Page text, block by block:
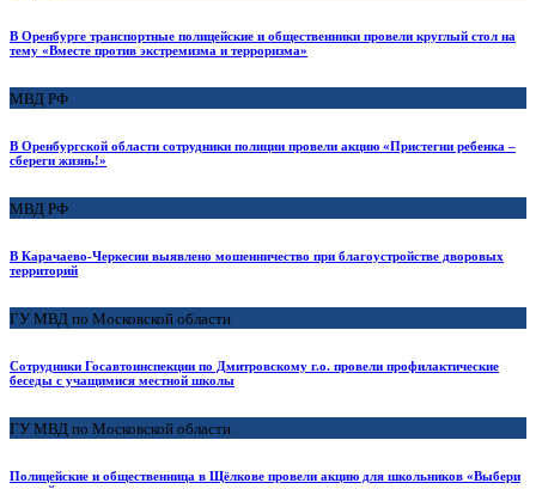
В Оренбурге транспортные полицейские и общественники провели круглый стол на
тему «Вместе против экстремизма и терроризма»
МВД РФ
В Оренбургской области сотрудники полиции провели акцию «Пристегни ребенка –
сбереги жизнь!»
МВД РФ
В Карачаево-Черкесии выявлено мошенничество при благоустройстве дворовых
территорий
ГУ МВД по Московской области
Сотрудники Госавтоинспекции по Дмитровскому г.о. провели профилактические
беседы с учащимися местной школы
ГУ МВД по Московской области
Полицейские и общественница в Щёлкове провели акцию для школьников «Выбери